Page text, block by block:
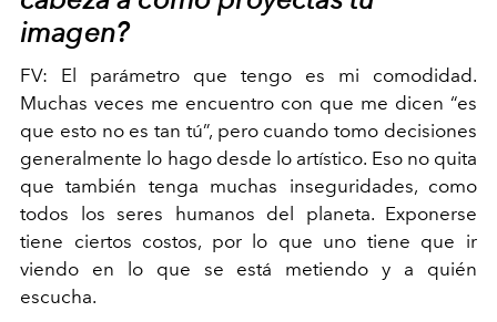
imagen?
FV: El parámetro que tengo es mi comodidad.
Muchas veces me encuentro con que me dicen “es
que esto no es tan tú”, pero cuando tomo decisiones
generalmente lo hago desde lo artístico. Eso no quita
que también tenga muchas inseguridades, como
todos los seres humanos del planeta. Exponerse
tiene ciertos costos, por lo que uno tiene que ir
viendo en lo que se está metiendo y a quién
escucha.